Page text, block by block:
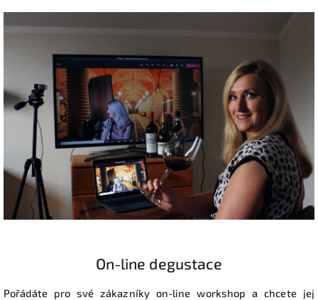
On-line degustace
Pořádáte pro své zákazníky on-line workshop a chcete jej